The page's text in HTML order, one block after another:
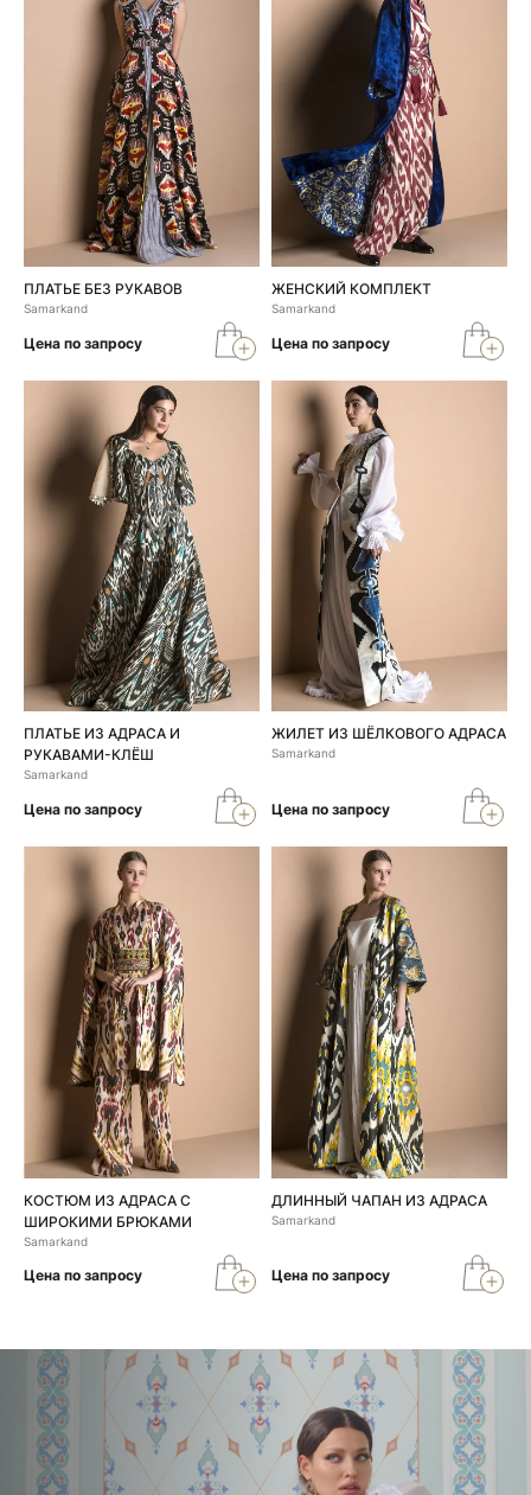
ПЛАТЬЕ БЕЗ РУКАВОВ
Samarkand
Цена по запросу
ЖЕНСКИЙ КОМПЛЕКТ
Samarkand
Цена по запросу
ПЛАТЬЕ ИЗ АДРАСА И
РУКАВАМИ-КЛЁШ
Samarkand
Цена по запросу
ЖИЛЕТ ИЗ ШЁЛКОВОГО АДРАСА
Samarkand
Цена по запросу
КОСТЮМ ИЗ АДРАСА С
ШИРОКИМИ БРЮКАМИ
Samarkand
Цена по запросу
ДЛИННЫЙ ЧАПАН ИЗ АДРАСА
Samarkand
Цена по запросу